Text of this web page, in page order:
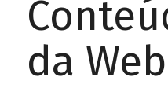
da Web